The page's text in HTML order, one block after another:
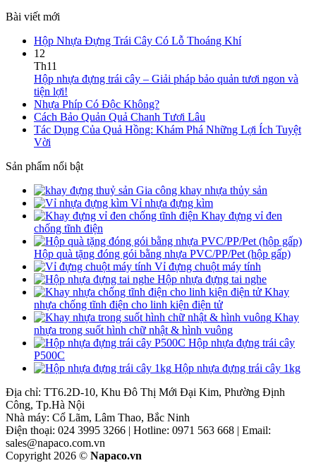
Bài viết mới
Hộp Nhựa Đựng Trái Cây Có Lỗ Thoáng Khí
12
Th11
Hộp nhựa đựng trái cây – Giải pháp bảo quản tươi ngon và
tiện lợi!
Nhựa Phíp Có Độc Không?
Cách Bảo Quản Quả Chanh Tươi Lâu
Tác Dụng Của Quả Hồng: Khám Phá Những Lợi Ích Tuyệt
Vời
Sản phẩm nổi bật
Gia công khay nhựa thủy sản
Vỉ nhựa đựng kìm
Khay đựng vỉ đen
chống tĩnh điện
Hộp quà tặng đóng gói bằng nhựa PVC/PP/Pet (hộp gấp)
Vỉ đựng chuột máy tính
Hộp nhựa đựng tai nghe
Khay
nhựa chống tĩnh điện cho linh kiện điện tử
Khay
nhựa trong suốt hình chữ nhật & hình vuông
Hộp nhựa đựng trái cây
P500C
Hộp nhựa đựng trái cây 1kg
Địa chỉ: TT6.2D-10, Khu Đô Thị Mới Đại Kim, Phường Định
Công, Tp.Hà Nội
Nhà máy: Cổ Lãm, Lâm Thao, Bắc Ninh
Điện thoại: 024 3995 3266 | Hotline: 0971 563 668 | Email:
sales@napaco.com.vn
Copyright 2026 © Napaco.vn